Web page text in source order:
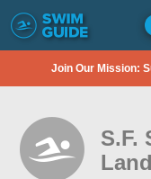
Join Our Mission:
S.F.